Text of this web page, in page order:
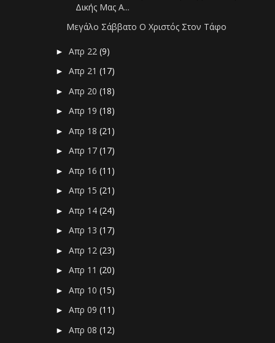
Δικής Μας Α...
Μεγάλο Σάββατο Ο Χριστός Στον Τάφο
►Απρ 22(9)
►Απρ 21(17)
►Απρ 20(18)
►Απρ 19(18)
►Απρ 18(21)
►Απρ 17(17)
►Απρ 16(11)
►Απρ 15(21)
►Απρ 14(24)
►Απρ 13(17)
►Απρ 12(23)
►Απρ 11(20)
►Απρ 10(15)
►Απρ 09(11)
►Απρ 08(12)